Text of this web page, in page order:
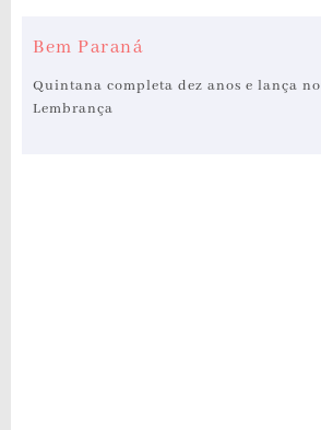
Bem Paraná
Quintana completa dez anos e lança
Lembrança